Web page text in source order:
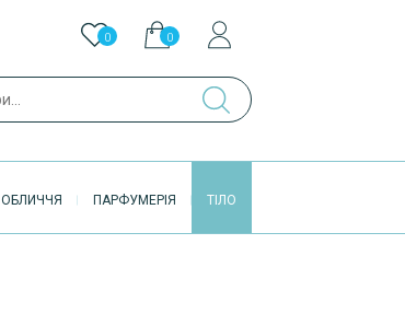
0 0
ОБЛИЧЧЯ ПАРФУМЕРІЯ ТІЛО